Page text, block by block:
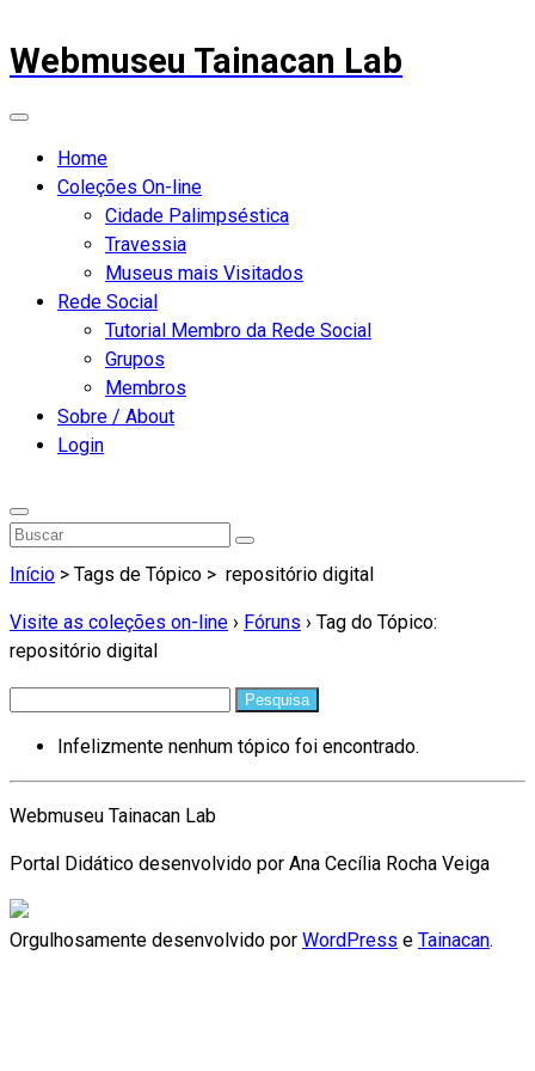
Webmuseu Tainacan Lab
Home
Coleções On-line
Cidade Palimpséstica
Travessia
Museus mais Visitados
Rede Social
Tutorial Membro da Rede Social
Grupos
Membros
Sobre / About
Login
Início > Tags de Tópico > repositório digital
Visite as coleções on-line › Fóruns › Tag do Tópico:
repositório digital
Infelizmente nenhum tópico foi encontrado.
Webmuseu Tainacan Lab
Portal Didático desenvolvido por Ana Cecília Rocha Veiga
Orgulhosamente desenvolvido por WordPress e Tainacan.